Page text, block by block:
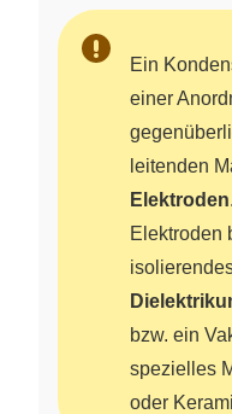
Ein
einer
leitenden
Elektroden
Elektroden
bzw. ein
spezielles
oder